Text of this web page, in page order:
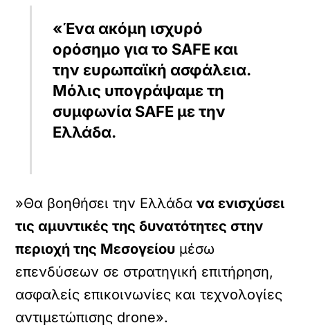
«Ένα ακόμη ισχυρό
ορόσημο για το SAFE και
την ευρωπαϊκή ασφάλεια.
Μόλις υπογράψαμε τη
συμφωνία SAFE με την
Ελλάδα.
»Θα βοηθήσει την Ελλάδανα ενισχύσει
τις αμυντικές της δυνατότητες στην
περιοχή της Μεσογείου μέσω
επενδύσεων σε στρατηγική επιτήρηση,
ασφαλείς επικοινωνίες και τεχνολογίες
αντιμετώπισης drone».